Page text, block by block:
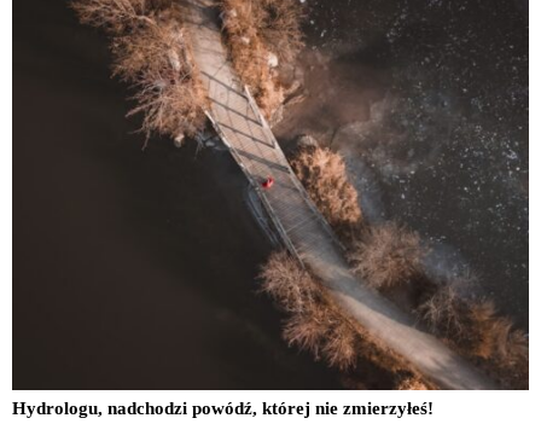
Hydrologu, nadchodzi powódź, której nie zmierzyłeś!